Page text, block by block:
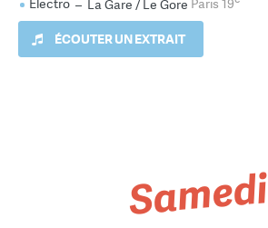
Electro – La Gare / Le Gore Paris 19
ÉCOUTER UN EXTRAIT
Samedi